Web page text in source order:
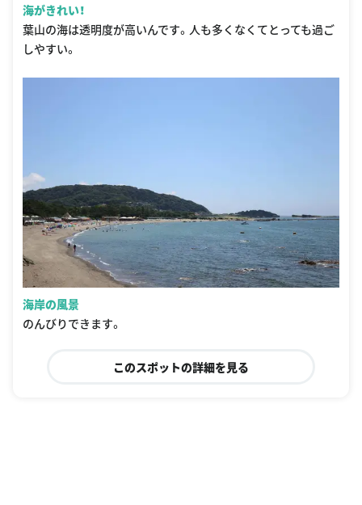
海がきれい！
葉山の海は透明度が高いんです。人も多くなくてとっても過ご
しやすい。
海岸の風景
のんびりできます。
このスポットの詳細を見る